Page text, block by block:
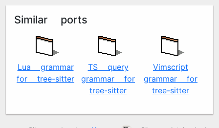
Similar ports
Lua grammar
for tree-sitter
TS query
grammar for
tree-sitter
Vimscript
grammar for
tree-sitter